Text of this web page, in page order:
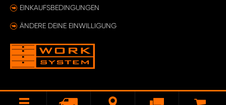
EINKAUFSBEDINGUNGEN
ÄNDERE DEINE EINWILLIGUNG